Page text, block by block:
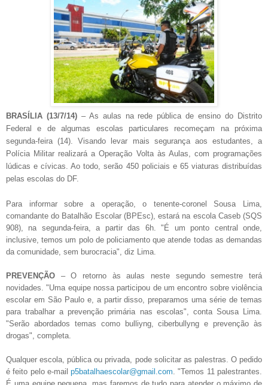
BRASÍLIA (13/7/14)– As aulas na rede pública de ensino do Distrito
Federal e de algumas escolas particulares recomeçam na próxima
segunda-feira (14). Visando levar mais segurança aos estudantes, a
Polícia Militar realizará a Operação Volta às Aulas, com programações
lúdicas e cívicas. Ao todo, serão 450 policiais e 65 viaturas distribuídas
pelas escolas do DF.
Para informar sobre a operação, o tenente-coronel Sousa Lima,
comandante do Batalhão Escolar (BPEsc), estará na escola Caseb (SQS
908), na segunda-feira, a partir das 6h. "É um ponto central onde,
inclusive, temos um polo de policiamento que atende todas as demandas
da comunidade, sem burocracia", diz Lima.
PREVENÇÃO – O retorno às aulas neste segundo semestre terá
novidades. "Uma equipe nossa participou de um encontro sobre violência
escolar em São Paulo e, a partir disso, preparamos uma série de temas
para trabalhar a prevenção primária nas escolas", conta Sousa Lima.
"Serão abordados temas como bulliyng, ciberbullyng e prevenção às
drogas", completa.
Qualquer escola, pública ou privada, pode solicitar as palestras. O pedido
é feito pelo e-mailp5batalhaescolar@gmail.com . "Temos 11 palestrantes.